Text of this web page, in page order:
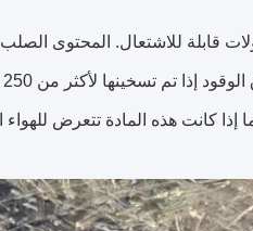
للاشتعال. المحتوى الصلب
كانت هذه المادة تتعرض